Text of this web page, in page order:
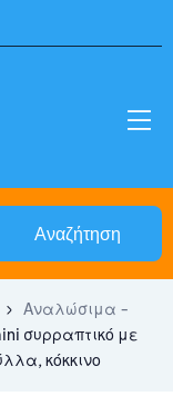
Αναζήτηση
Αναλώσιμα -
συρραπτικό με
κόκκινο